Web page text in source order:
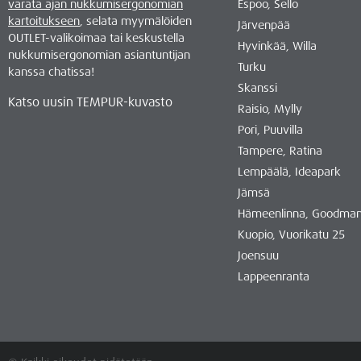
varata ajan nukkumisergonomian
kartoitukseen, selata myymälöiden
OUTLET-valikoimaa tai keskustella
nukkumisergonomian asiantuntijan
kanssa chatissa!
Katso uusin TEMPUR-kuvasto
Espoo, Sello
Järvenpää
Hyvinkää, Willa
Turku
Skanssi
Raisio, Mylly
Pori, Puuvilla
Tampere, Ratina
Lempäälä, Ideapark
Jämsä
Hämeenlinna,
Kuopio, Vuorikatu 25
Joensuu
Lappeenranta